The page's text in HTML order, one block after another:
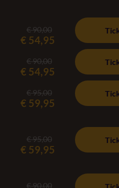
€ 90,00
€ 54,95
€ 90,00
€ 54,95
€ 95,00
€ 59,95
€ 95,00
€ 59,95
€ 90,00